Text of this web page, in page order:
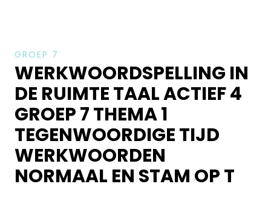
GROEP 7
WERKWOORDSPELLING IN
DE RUIMTE TAAL ACTIEF 4
GROEP 7 THEMA 1
TEGENWOORDIGE TIJD
WERKWOORDEN
NORMAAL EN STAM OP T